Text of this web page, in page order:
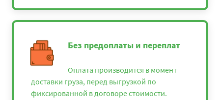
Без предоплаты и переплат
Оплата производится в момент
доставки груза, перед выгрузкой по
фиксированной в договоре стоимости.